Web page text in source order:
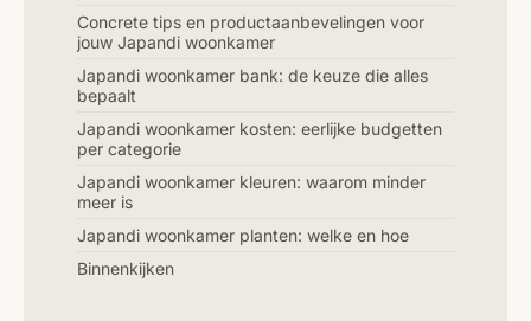
Concrete tips en productaanbevelingen voor
jouw Japandi woonkamer
Japandi woonkamer bank: de keuze die alles
bepaalt
Japandi woonkamer kosten: eerlijke budgetten
per categorie
Japandi woonkamer kleuren: waarom minder
meer is
Japandi woonkamer planten: welke en hoe
Binnenkijken